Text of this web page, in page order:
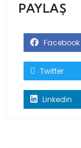
PAYLAŞ
Facebook
Twitter
Linkedin